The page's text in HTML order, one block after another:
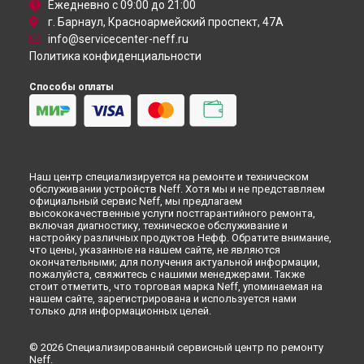
Устранение засора трубопровода холодильника Neff в
Самаре
Устранение засора трубопровода холодильника Neff в
Устранение засора трубопровода холодильника Neff в
Красноярске
Устранение засора трубопровода холодильника Neff в
Устранение засора трубопровода холодильника Neff в
Кирове
Устранение засора трубопровода холодильника Neff в
Оренбурге
Устранение засора трубопровода холодильника Neff в
Кемерово
Устранение засора трубопровода холодильника Neff в
Новокузнецке
Устранение засора трубопровода холодильника Neff в
Устранение засора трубопровода холодильника Neff в
Астрахани
Ежедневно с 09:00 до 21:00
г. Барнаул, Красноармейский проспект, 47А
info@servicecenter-neff.ru
Политика конфиденциальности
Способы оплаты
Наш центр специализируется на ремонте и техническом
обслуживании устройств Neff. Хотя мы и не представляем
официальный сервис Neff, мы предлагаем
высококачественные услуги постгарантийного ремонта,
включая диагностику, техническое обслуживание и
настройку различных продуктов Нефф. Обратите внимание,
что цены, указанные на нашем сайте, не являются
окончательными; для получения актуальной информации,
пожалуйста, свяжитесь с нашими менеджерами. Также
стоит отметить, что торговая марка Neff, упоминаемая на
нашем сайте, зарегистрирована и используется нами
только для информационных целей.
© 2026 Специализированный сервисный центр по ремонту
Neff.